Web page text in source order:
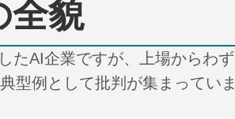
全貌
たAI企業ですが、上場からわず
型例として批判が集まっていま